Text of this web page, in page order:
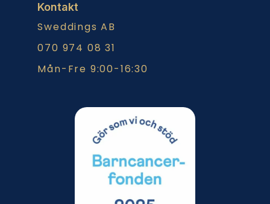
Kontakt
Sweddings AB
070 974 08 31
Mån-Fre 9:00-16:30